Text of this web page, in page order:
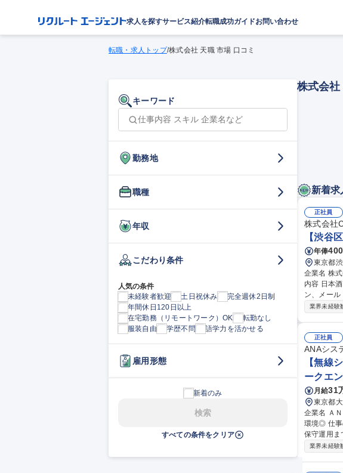
求人を探すサービス紹介転職成功ガイドお問い合わせ
転職・求人トップ/株式会社 天職 市場 口コミ
キーワード
勤務地
職種
年収
こだわり条件
人気の条件
未経験者歓迎
土日祝休み
完全週休2日制
年間休日120日以上
在宅勤務（リモートワーク）OK
転勤なし
服装自由
学歴不問 語学力を活かせる
雇用形態
新着のみ
検索
すべての条件をクリア
株式会社
新着求
正社員
株式会社
【渋谷
年俸
東京都
企業名 株式会社Ｃｌｅａｒ 求人名 【渋谷区
内容 日本
ン、メール
資材等の
理・CS／
業界未経験
正社員
ANAシス
【無線
ークエ
月給31
東京都
企業名 ＡＮＡシステムズ株式会社
環境◎ 仕事の内容 国内就航空港、受託業務空港における無線局（航空局・基地局等）の設置展開から定期点検、
保守運用ま
設備展開
折衝業務
業界未経験